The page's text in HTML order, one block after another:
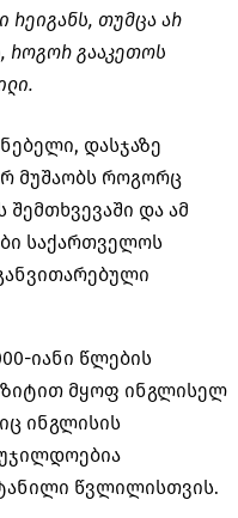
რეიგანს, თუმცა არ
როგორ გააკეთოს
დასჯაზე
მუშაობს როგორც
და ამ
საქართველოს
იანი წლების
მყოფ ინგლისელ
ინგლისის
წვლილისთვის.